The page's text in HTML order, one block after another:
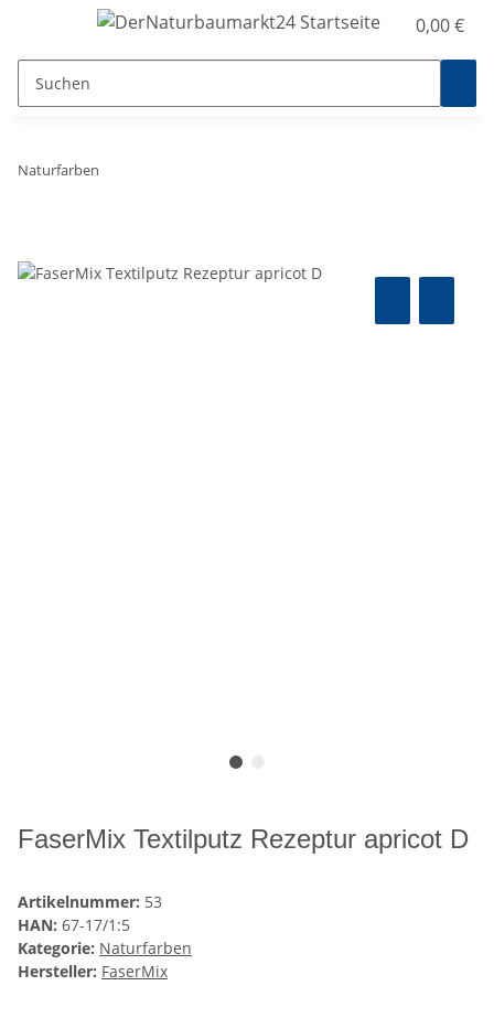
0,00 €
Naturfarben
FaserMix Textilputz Rezeptur apricot D
Artikelnummer: 53
HAN: 67-17/1:5
Kategorie: Naturfarben
Hersteller: FaserMix